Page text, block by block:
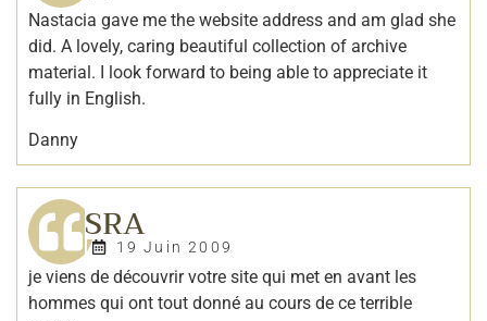
Nastacia gave me the website address and am glad she
did. A lovely, caring beautiful collection of archive
material. I look forward to being able to appreciate it
fully in English.
Danny
SRA19 Juin 2009
je viens de découvrir votre site qui met en avant les
hommes qui ont tout donné au cours de ce terrible